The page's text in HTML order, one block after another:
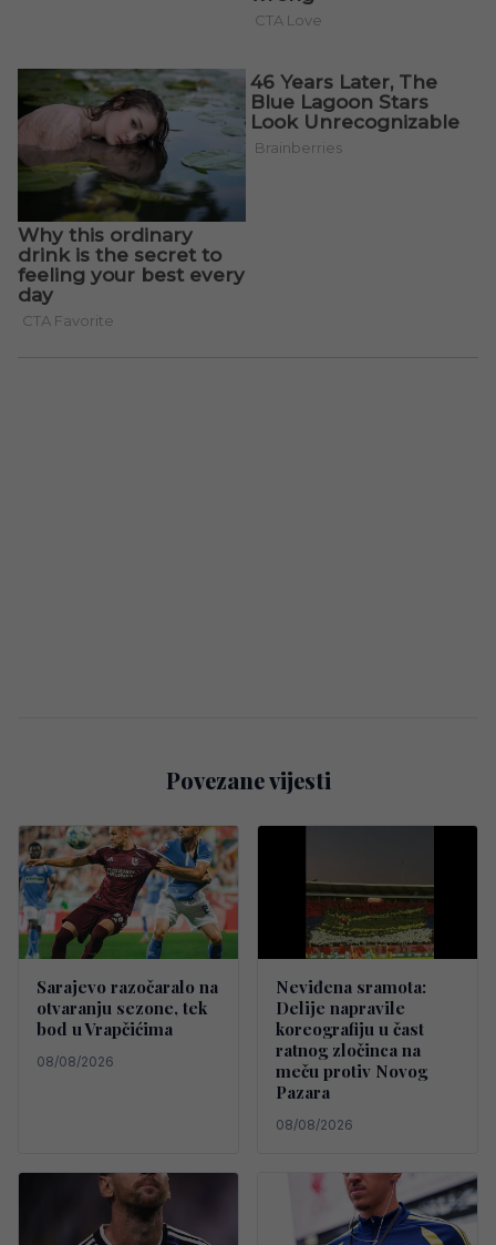
Povezane vijesti
Sarajevo razočaralo na
otvaranju sezone, tek
bod u Vrapčićima
08/08/2026
Neviđena sramota:
Delije napravile
koreografiju u čast
ratnog zločinca na
meču protiv Novog
Pazara
08/08/2026